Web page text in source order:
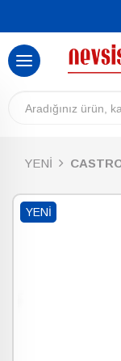
YENİ
YENI